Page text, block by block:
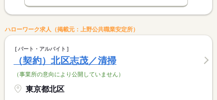
ハローワーク求人（掲載元：上野公共職業安定所）
パート・アルバイト
（契約）北区志茂／清掃
（事業所の意向により公開していません）
東京都北区